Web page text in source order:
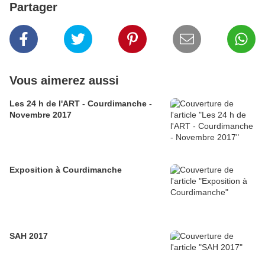
Partager
Vous aimerez aussi
Les 24 h de l'ART - Courdimanche -
Novembre 2017
Exposition à Courdimanche
SAH 2017